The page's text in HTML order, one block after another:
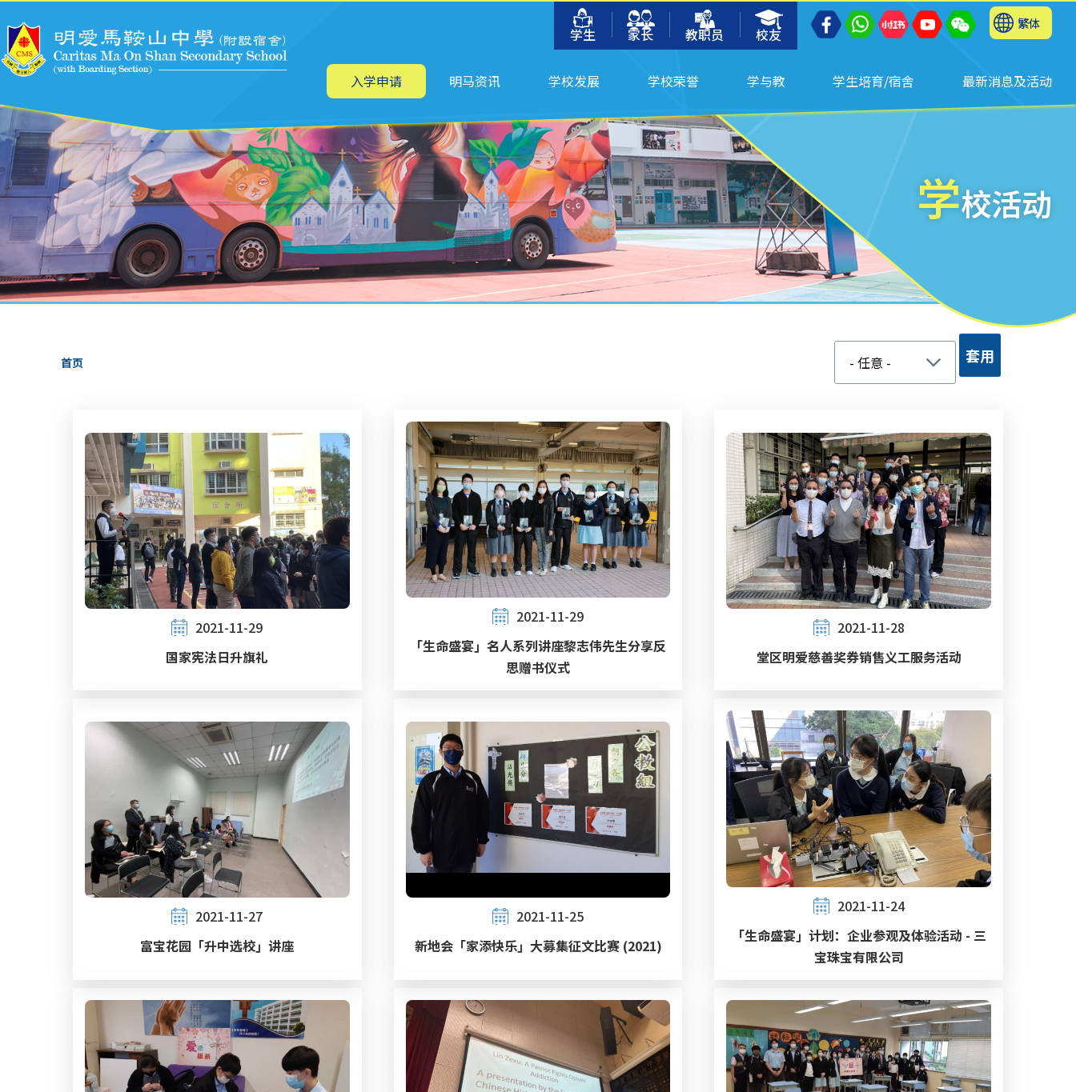
学生
家长 教职员 校友
繁体
主
航 入学申请 明马资讯 学校发展 学校荣誉 学与教 学生培育/宿舍 最新消息及活动
学校活动
面
首页
2021-11-29
国家宪法日升旗礼
2021-11-29
「生命盛宴」名人系列讲座黎志伟先生分享反
思赠书仪式
2021-11-28
堂区明爱慈善奖券销售义工服务活动
2021-11-27
富宝花园「升中选校」讲座
2021-11-25
新地会「家添快乐」大募集征文比赛 (2021)
2021-11-24
「生命盛宴」计划：企业参观及体验活动 - 三
宝珠宝有限公司